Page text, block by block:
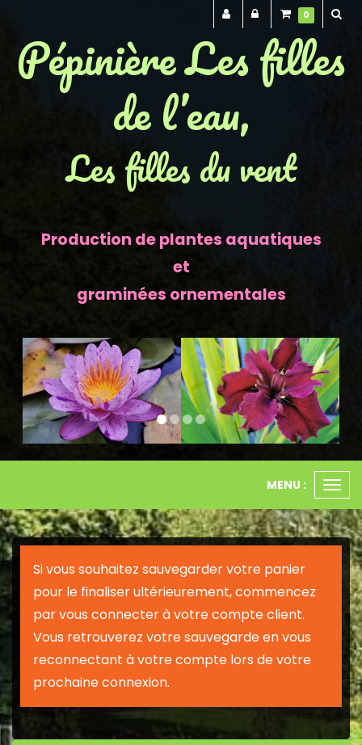
Pépinière Les filles
de l’eau,
Les filles du vent
Production de plantes aquatiques
et
graminées ornementales
Previous Next
le
MENU :
Si vous souhaitez sauvegarder votre panier
pour le finaliser ultérieurement, commencez
par vous connecter à votre compte client.
Vous retrouverez votre sauvegarde en vous
reconnectant à votre compte lors de votre
prochaine connexion.
0